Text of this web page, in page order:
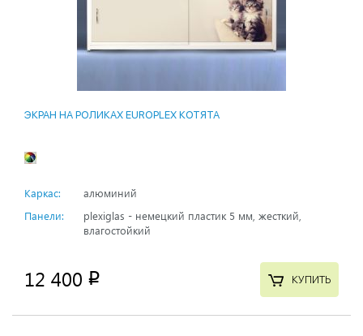
ЭКРАН НА РОЛИКАХ EUROPLEX КОТЯТА
Каркас:
алюминий
Панели:
plexiglas - немецкий пластик 5 мм, жесткий,
влагостойкий
12 400 p КУПИТЬ